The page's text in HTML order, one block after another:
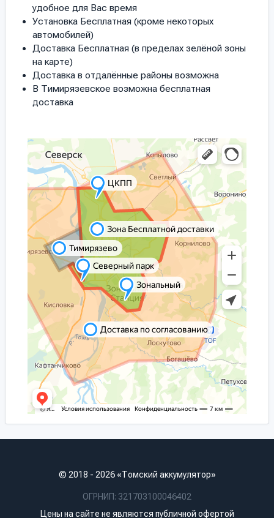
удобное для Вас время
Установка Бесплатная (кроме некоторых
автомобилей)
Доставка Бесплатная (в пределах зелёной зоны
на карте)
Доставка в отдалённые районы возможна
В Тимирязевское возможна бесплатная
доставка
© 2018 - 2026 «Томский аккумулятор»
ОГРНИП: 321703100046402
Цены на сайте не являются публичной офертой